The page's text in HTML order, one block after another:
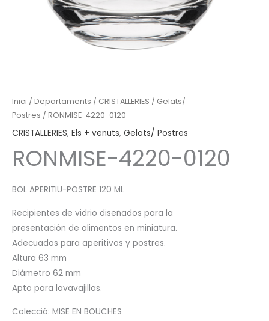
Inici / Departaments / CRISTALLERIES / Gelats/
Postres / RONMISE-4220-0120
CRISTALLERIES, Els + venuts, Gelats/ Postres
RONMISE-4220-0120
BOL APERITIU-POSTRE 120 ML
Recipientes de vidrio diseñados para la
presentación de alimentos en miniatura.
Adecuados para aperitivos y postres.
Altura 63 mm
Diámetro 62 mm
Apto para lavavajillas.
Colecció: MISE EN BOUCHES